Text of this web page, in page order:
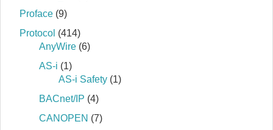
Proface (9)
Protocol (414)
AnyWire (6)
AS-i (1)
AS-i Safety (1)
BACnet/IP (4)
CANOPEN (7)